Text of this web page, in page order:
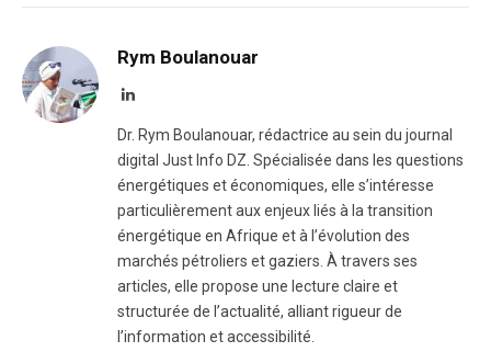
Rym Boulanouar
LinkedIn
Dr. Rym Boulanouar, rédactrice au sein du journal
digital Just Info DZ. Spécialisée dans les questions
énergétiques et économiques, elle s’intéresse
particulièrement aux enjeux liés à la transition
énergétique en Afrique et à l’évolution des
marchés pétroliers et gaziers. À travers ses
articles, elle propose une lecture claire et
structurée de l’actualité, alliant rigueur de
l’information et accessibilité.